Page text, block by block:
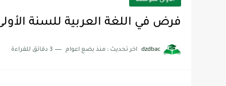
فرض في اللغة العربية للسنة
dzdbac اخر تحديث : منذ بضع اعوام 3 دقائق للقراءة